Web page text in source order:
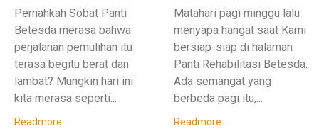
Pernahkah Sobat Panti
Betesda merasa bahwa
perjalanan pemulihan itu
terasa begitu berat dan
lambat? Mungkin hari ini
kita merasa seperti...
Readmore
Matahari pagi minggu lalu
menyapa hangat saat Kami
bersiap-siap di halaman
Panti Rehabilitasi Betesda.
Ada semangat yang
berbeda pagi itu,...
Readmore